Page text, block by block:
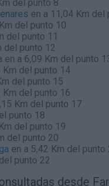
del punto 8
en a 11,04 Km del
del punto 10
del punto 11
del punto 12
en a 6,09 Km del punto
Km del punto 14
del punto 15
Km del punto 16
Km del punto 17
punto 18
del punto 19
del punto 20
en a 5,42 Km del punto
punto 22
desde